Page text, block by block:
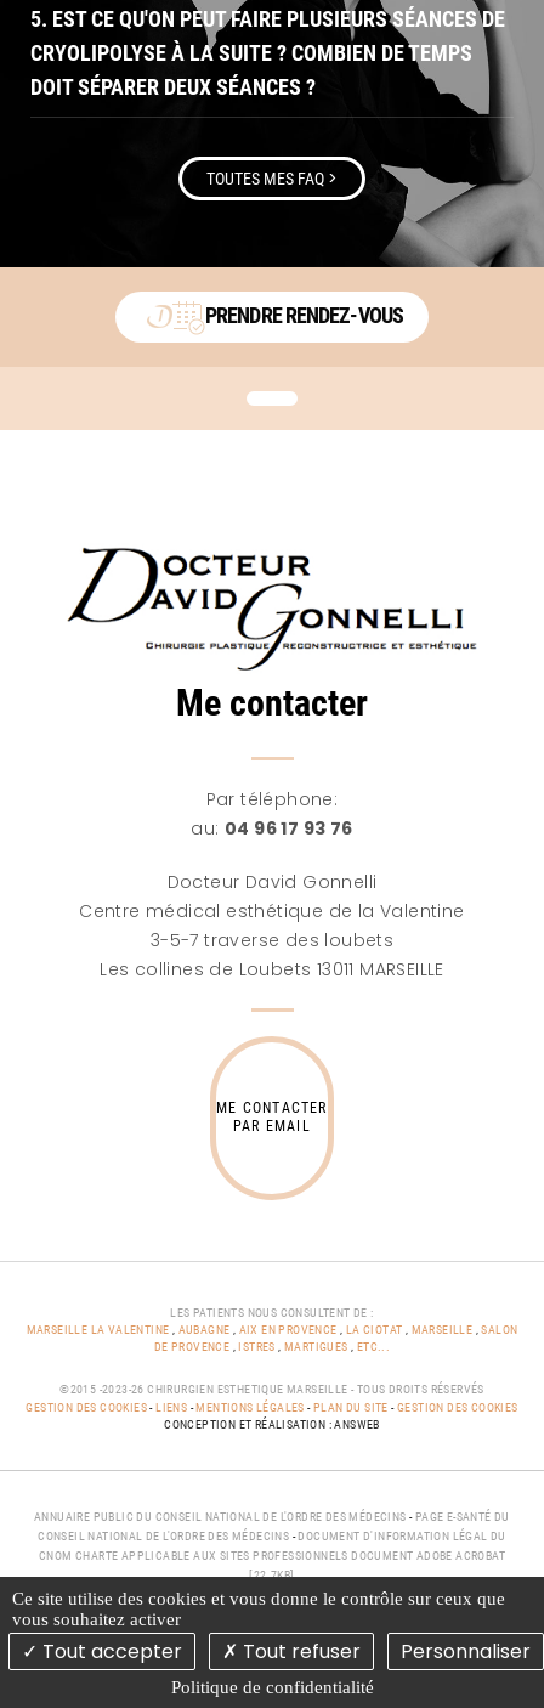
5. EST CE QU'ON PEUT FAIRE PLUSIEURS SÉANCES DE
CRYOLIPOLYSE À LA SUITE ? COMBIEN DE TEMPS
DOIT SÉPARER DEUX SÉANCES ?
TOUTES MES FAQ >
PRENDRE RENDEZ-VOUS
Me contacter
Par téléphone:
au: 04 96 17 93 76
Docteur David Gonnelli
Centre médical esthétique de la Valentine
3-5-7 traverse des loubets
Les collines de Loubets 13011 MARSEILLE
ME CONTACTER
PAR EMAIL
LES PATIENTS NOUS CONSULTENT DE :
MARSEILLE LA VALENTINE
AUBAGNE AIX EN PROVENCE LA CIOTAT MARSEILLE ,SALON
DE PROVENCE ,ISTRES MARTIGUES ETC...
©2015 -2023-26 CHIRURGIEN ESTHETIQUE MARSEILLE - TOUS DROITS RÉSERVÉS
GESTION DES COOKIES-LIENS -MENTIONS LÉGALES -PLAN DU SITE -GESTION DES COOKIES
CONCEPTION ET RÉALISATION : ANSWEB
ANNUAIRE PUBLIC DU CONSEIL NATIONAL DE L'ORDRE DES MÉDECINS - PAGE E-SANTÉ DU
CONSEIL NATIONAL DE L'ORDRE DES MÉDECINS -DOCUMENT D'INFORMATION LÉGAL DU
CNOM CHARTE APPLICABLE AUX SITES PROFESSIONNELS DOCUMENT ADOBE ACROBAT
[22.7KB]
Ce site utilise des cookies et vous donne le contrôle sur ceux que
vous souhaitez activer
Tout accepter Tout refuser Personnaliser
Politique de confidentialité